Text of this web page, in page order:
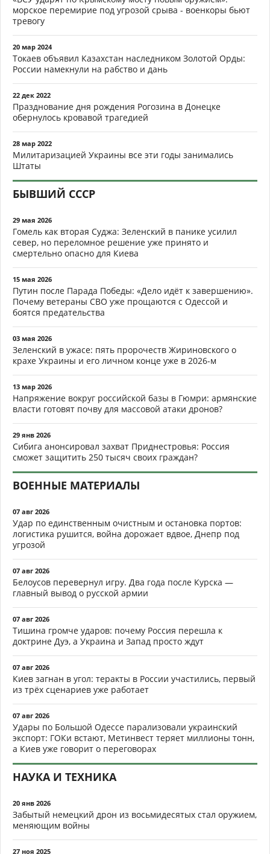
морское перемирие под угрозой срыва - военкоры бьют
тревогу
20 мар 2024
Токаев объявил Казахстан наследником Золотой Орды:
России намекнули на рабство и дань
22 дек 2022
Празднование дня рождения Рогозина в Донецке
обернулось кровавой трагедией
28 мар 2022
Милитаризацией Украины все эти годы занимались
Штаты
БЫВШИЙ СССР
29 мая 2026
Гомель как вторая Суджа: Зеленский в панике усилил
север, но переломное решение уже принято и
смертельно опасно для Киева
15 мая 2026
Путин после Парада Победы: «Дело идёт к завершению».
Почему ветераны СВО уже прощаются с Одессой и
боятся предательства
03 мая 2026
Зеленский в ужасе: пять пророчеств Жириновского о
крахе Украины и его личном конце уже в 2026-м
13 мар 2026
Напряжение вокруг российской базы в Гюмри: армянские
власти готовят почву для массовой атаки дронов?
29 янв 2026
Сибига анонсировал захват Приднестровья: Россия
сможет защитить 250 тысяч своих граждан?
ВОЕННЫЕ МАТЕРИАЛЫ
07 авг 2026
Удар по единственным очистным и остановка портов:
логистика рушится, война дорожает вдвое, Днепр под
угрозой
07 авг 2026
Белоусов перевернул игру. Два года после Курска —
главный вывод о русской армии
07 авг 2026
Тишина громче ударов: почему Россия перешла к
доктрине Дуэ, а Украина и Запад просто ждут
07 авг 2026
Киев загнан в угол: теракты в России участились, первый
из трёх сценариев уже работает
07 авг 2026
Удары по Большой Одессе парализовали украинский
экспорт: ГОКи встают, Метинвест теряет миллионы тонн,
а Киев уже говорит о переговорах
НАУКА И ТЕХНИКА
20 янв 2026
Забытый немецкий дрон из восьмидесятых стал оружием,
меняющим войны
27 ноя 2025